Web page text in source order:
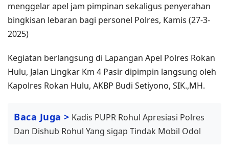
menggelar apel jam pimpinan sekaligus penyerahan
bingkisan lebaran bagi personel Polres, Kamis (27-3-
2025)
Kegiatan berlangsung di Lapangan Apel Polres Rokan
Hulu, Jalan Lingkar Km 4 Pasir dipimpin langsung oleh
Kapolres Rokan Hulu, AKBP Budi Setiyono, SIK.,MH.
Baca Juga > Kadis PUPR Rohul Apresiasi Polres
Dan Dishub Rohul Yang sigap Tindak Mobil Odol